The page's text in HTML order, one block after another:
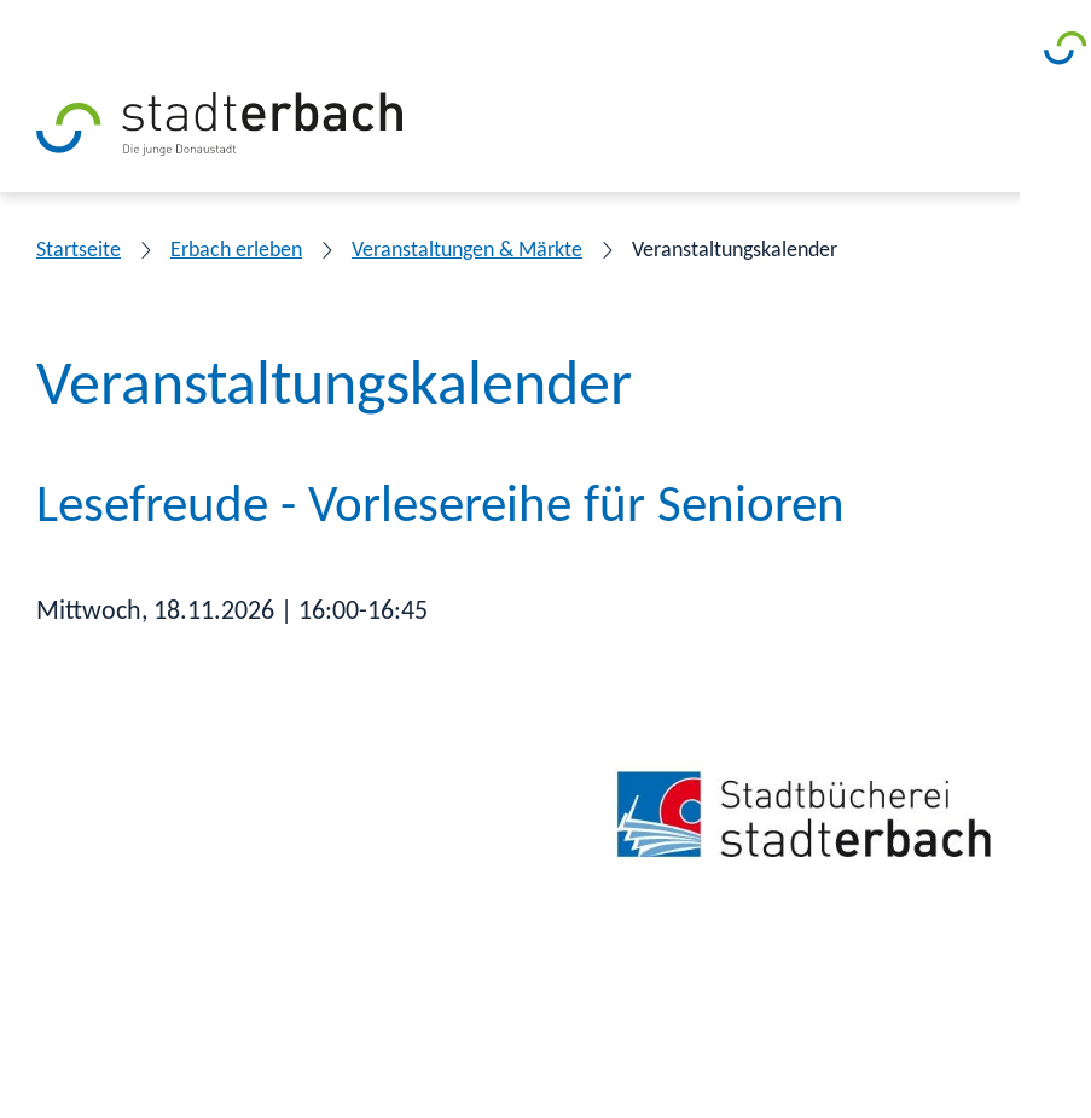
Startseite Erbach erleben Veranstaltungen & Märkte Veranstaltungskalender
Veranstaltungskalender
Mittwoch, 18.11.2026 | 16:00-16:45
Lesefreude - Vorlesereihe für Senioren